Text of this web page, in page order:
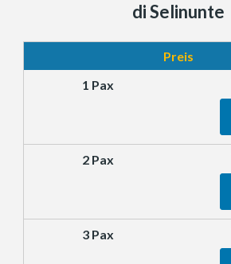
di Selinunte
Preis